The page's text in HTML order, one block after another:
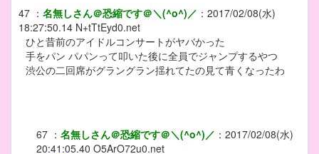
47 ： 名無しさん＠恐縮です＠＼(^o^)／ ： 2017/02/08(水)
18:27:50.14 N+tTtEyd0.net
ひと昔前のアイドルコンサートがヤバかった
手をパン パパンって叩いた後に全員でジャンプするやつ
渋公の二回席がグラングラン揺れてたの見て青くなったわ
67 ： 名無しさん＠恐縮です＠＼(^o^)／ ： 2017/02/08(水)
20:41:05.40 O5ArO72u0.net